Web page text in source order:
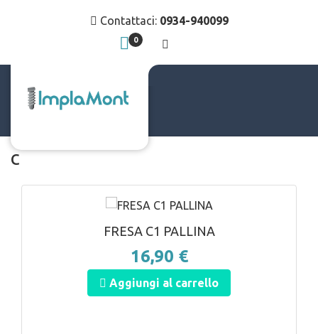
Contattaci: 0934-940099
0
c
FRESA C1 PALLINA
16,90 €
Aggiungi al carrello